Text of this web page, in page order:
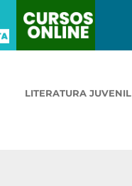
LITERATURA JUVENIL